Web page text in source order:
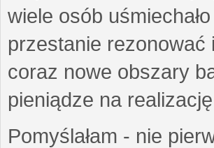
wiele osób
przestanie rezonować
coraz nowe obszary
pieniądze na
Pomyślałam - nie